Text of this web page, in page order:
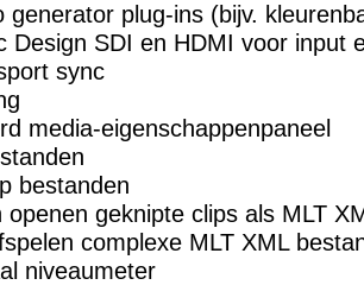
generator plug-ins (bijv.
Design SDI en HDMI voor input
sync
media-eigenschappenpaneel
bestanden
openen geknipte clips als MLT
complexe MLT XML
niveaumeter